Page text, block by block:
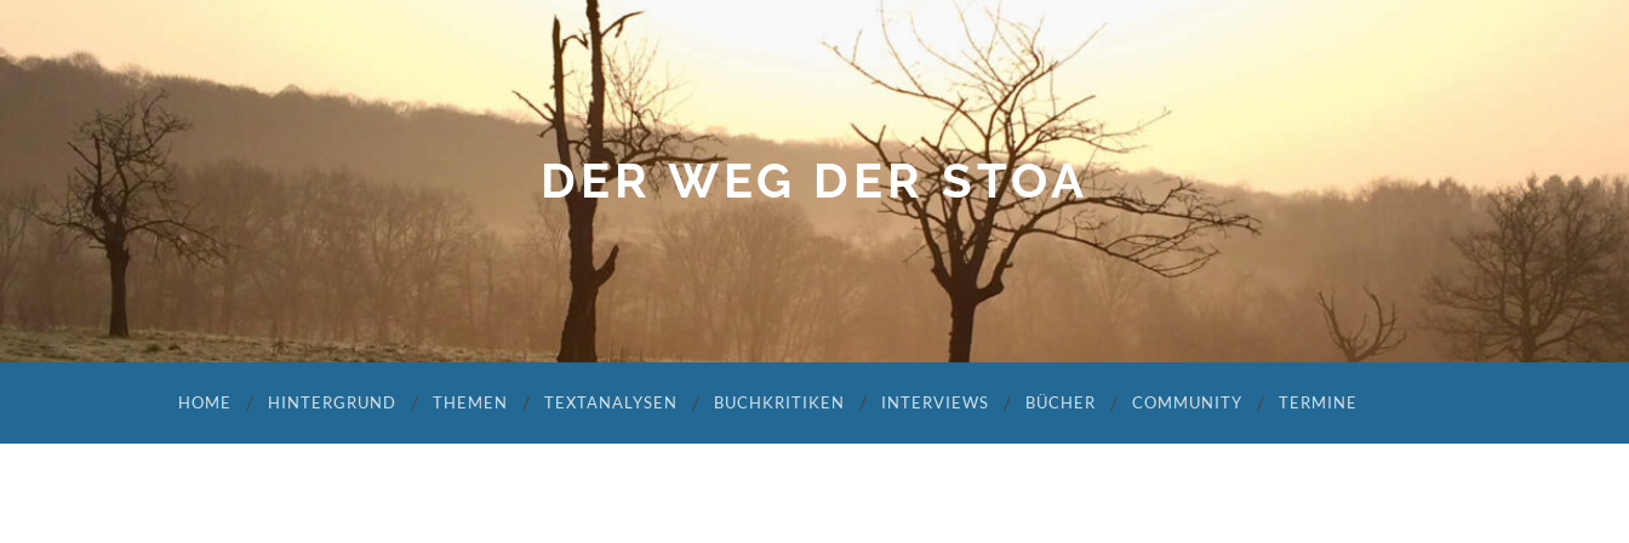
DER WEG DER STOA
HOME HINTERGRUND THEMEN TEXTANALYSEN BUCHKRITIKEN INTERVIEWS BÜCHER COMMUNITY TERMINE